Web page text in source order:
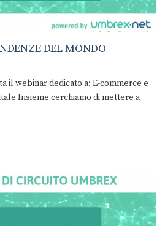
DEL MONDO
il webinar dedicato a: E-commerce e
Insieme cerchiamo di mettere a